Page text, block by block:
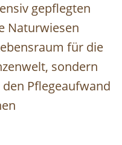
gepflegten
Naturwiesen
für die
sondern
Pflegeaufwand